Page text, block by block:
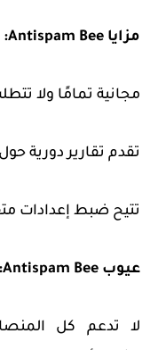
مزايا Antispam Bee:
مجانية تمامًا ولا
تقدم تقارير دورية
تتيح ضبط إعدادات
عيوب Antispam Bee:
لا تدعم كل